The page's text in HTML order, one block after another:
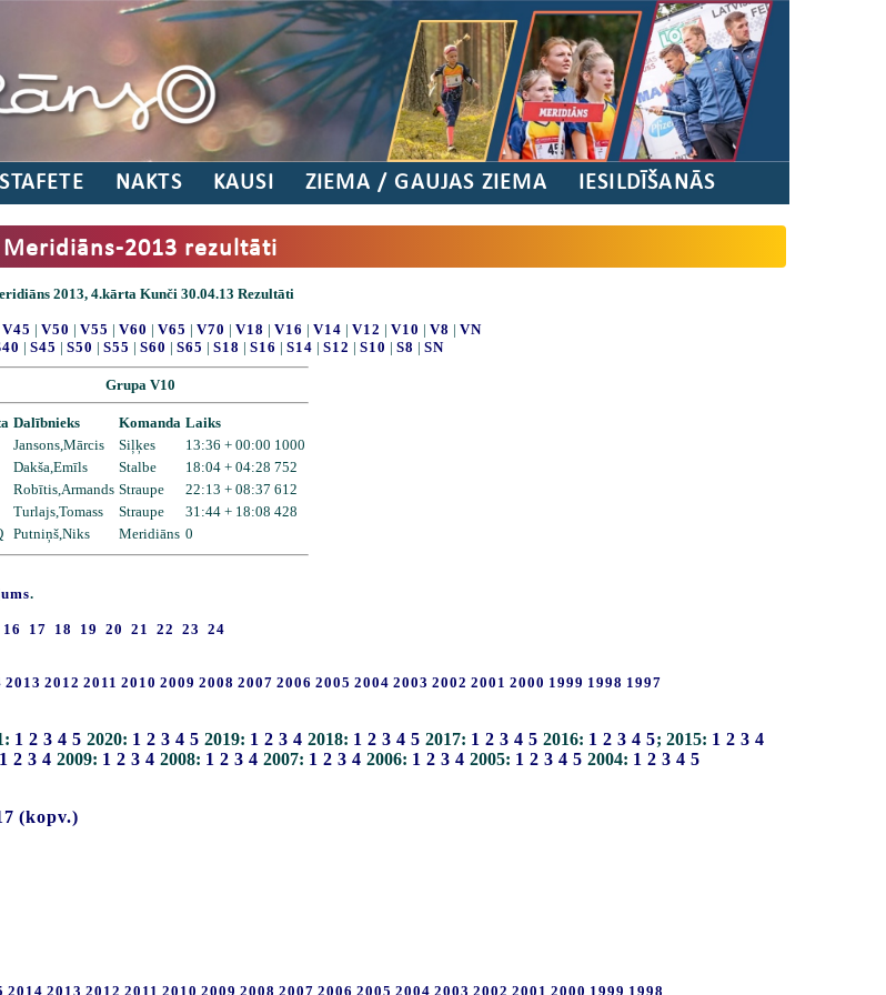
STAFETE NAKTS KAUSI ZIEMA / GAUJAS ZIEMA IESILDĪŠANĀS
Meridiāns-2013 rezultāti
2013, 4.kārta Kunči 30.04.13 Rezultāti
V45 | V50 | V55 | V60 | V65 | V70 | V18 | V16 | V14 | V12 | V10 | V8 | VN
| S45 | S50 | S55 | S60 | S65 | S18 | S16 | S14 | S12 | S10 | S8 | SN
Grupa V10
Dalībnieks Komanda Laiks
Jansons,Mārcis Siļķes
13:36 + 00:00 1000
Dakša,Emīls Stalbe
18:04 + 04:28 752
Robītis,Armands Straupe
22:13 + 08:37 612
Turlajs,Tomass Straupe
31:44 + 18:08 428
Putniņš,Niks Meridiāns 0
.
16 17 18 19 20 21 22 23 24
2013 2012 2011 2010 2009 2008 2007 2006 2005 2004 2003 2002 2001 2000 1999 1998 1997
1 2 3 4 5 2020: 1 2 3 4 5 2019: 1 2 3 4 2018: 1 2 3 4 5 2017: 1 2 3 4 5 2016: 1 2 3 4 5; 2015: 1 2 3 4
1 2 3 4 2009: 1 2 3 4 2008: 1 2 3 4 2007: 1 2 3 4 2006: 1 2 3 4 2005: 1 2 3 4 5 2004: 1 2 3 4 5
(kopv.)
2014 2013 2012 2011 2010 2009 2008 2007 2006 2005 2004 2003 2002 2001 2000 1999 1998